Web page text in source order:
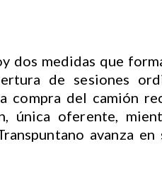
dos medidas que
de sesiones
compra del camión
única oferente,
avanza en